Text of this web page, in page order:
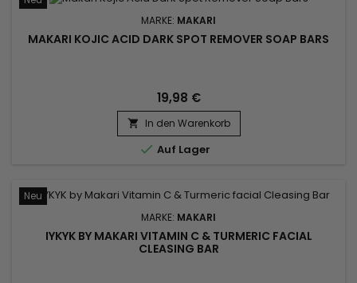
MARKE: MAKARI
MAKARI KOJIC ACID DARK SPOT REMOVER SOAP BARS
19,98 €
 In den Warenkorb
 Auf Lager
Neu
MARKE: MAKARI
IYKYK BY MAKARI VITAMIN C & TURMERIC FACIAL
CLEASING BAR